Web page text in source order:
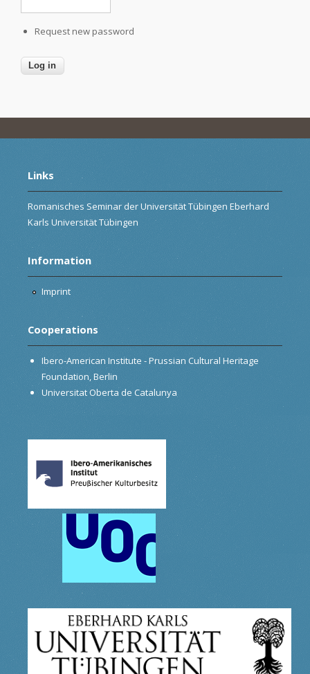
Request new password
Links
Romanisches Seminar der Universität Tübingen Eberhard
Karls Universität Tübingen
Information
Imprint
Cooperations
Ibero-American Institute - Prussian Cultural Heritage
Foundation, Berlin
Universitat Oberta de Catalunya